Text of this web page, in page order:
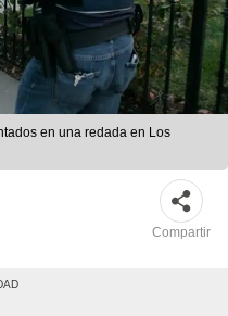
en una redada en Los
Compartir